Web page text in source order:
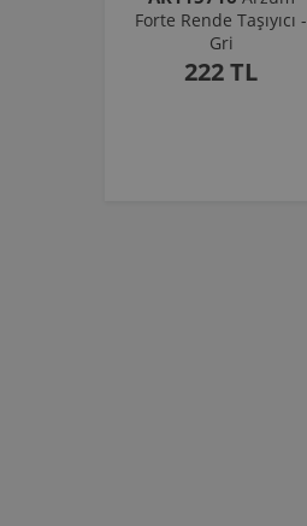
Forte Rende Taşıyıcı -
Gri
222 TL